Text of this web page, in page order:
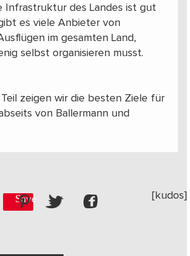
Infrastruktur des Landes ist gut
es viele Anbieter von
im gesamten Land,
selbst organisieren musst.
Teil zeigen wir die besten Ziele für
von Ballermann und
Save [kudos]